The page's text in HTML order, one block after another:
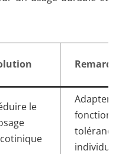
Remarques
le
Adapter en
fonction de la
tolérance
individuelle